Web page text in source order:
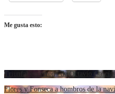
Me gusta esto:
Triunfal encerrona de Octavio García
Flores y Fonseca a hombros de la